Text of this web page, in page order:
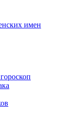
имен